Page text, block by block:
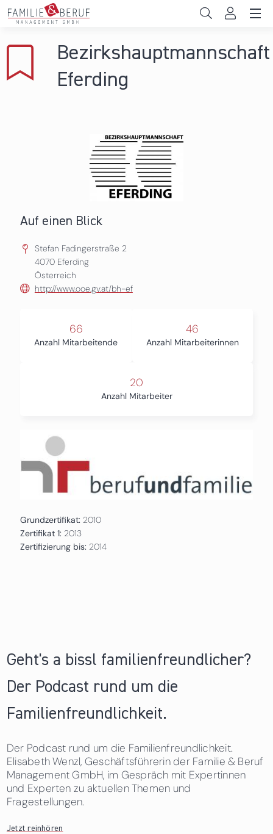
Direkt zum Inhalt
Gemeinden
Bezirkshauptmannschaft
Eferding
Auf einen Blick
Stefan Fadingerstraße 2
4070 Eferding
Österreich
http://www.ooe.gv.at/bh-ef
66
Anzahl Mitarbeitende
46
Anzahl Mitarbeiterinnen
20
Anzahl Mitarbeiter
Grundzertifikat: 2010
Zertifikat 1: 2013
Zertifizierung bis: 2014
Geht's a bissl familienfreundlicher?
Der Podcast rund um die
Familienfreundlichkeit.
Der Podcast rund um die Familienfreundlichkeit.
Elisabeth Wenzl, Geschäftsführerin der Familie & Beruf
Management GmbH, im Gespräch mit Expertinnen
und Experten zu aktuellen Themen und
Fragestellungen.
Jetzt reinhören